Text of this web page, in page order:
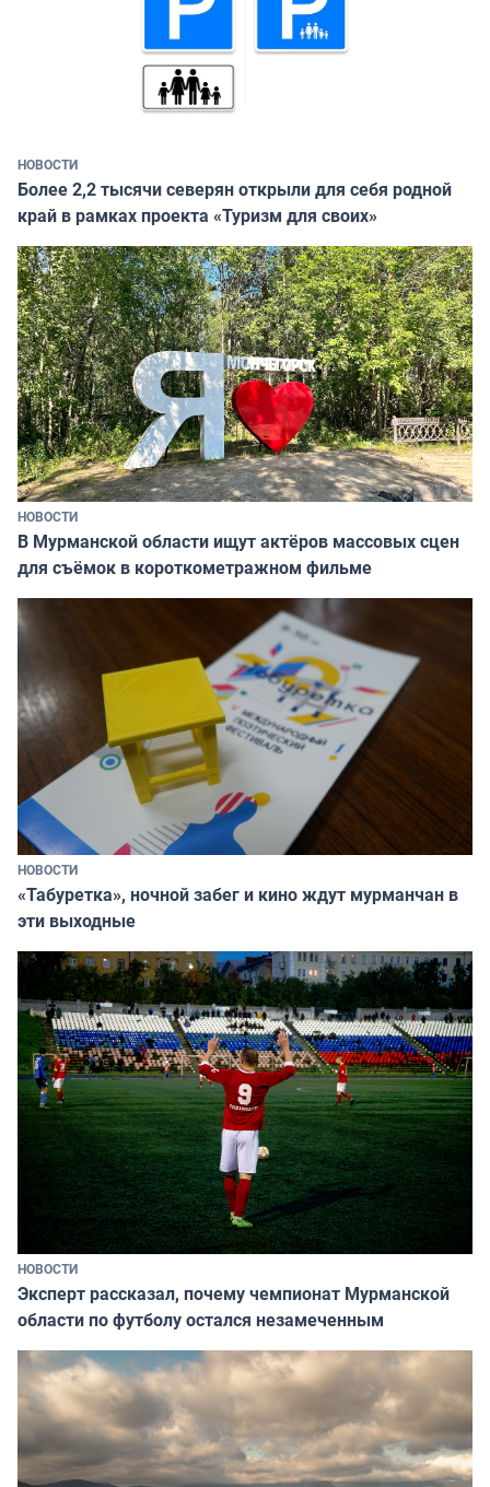
НОВОСТИ
Более 2,2 тысячи северян открыли для себя родной
край в рамках проекта «Туризм для своих»
НОВОСТИ
В Мурманской области ищут актёров массовых сцен
для съёмок в короткометражном фильме
НОВОСТИ
«Табуретка», ночной забег и кино ждут мурманчан в
эти выходные
НОВОСТИ
Эксперт рассказал, почему чемпионат Мурманской
области по футболу остался незамеченным